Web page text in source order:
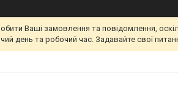
Ваші замовлення та повідомлення,
день та робочий час. Задавайте свої